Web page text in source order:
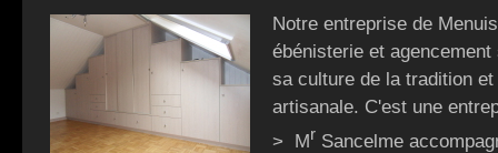
Notre entreprise de
ébénisterie et
sa culture de la tradition
artisanale. C'est une
> Mr Sancelme